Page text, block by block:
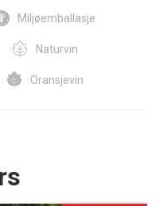
Miljøemballasje
Naturvin
Oransjevin